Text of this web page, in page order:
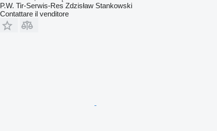
P.W. Tir-Serwis-Res Zdzisław Stankowski
Contattare il venditore